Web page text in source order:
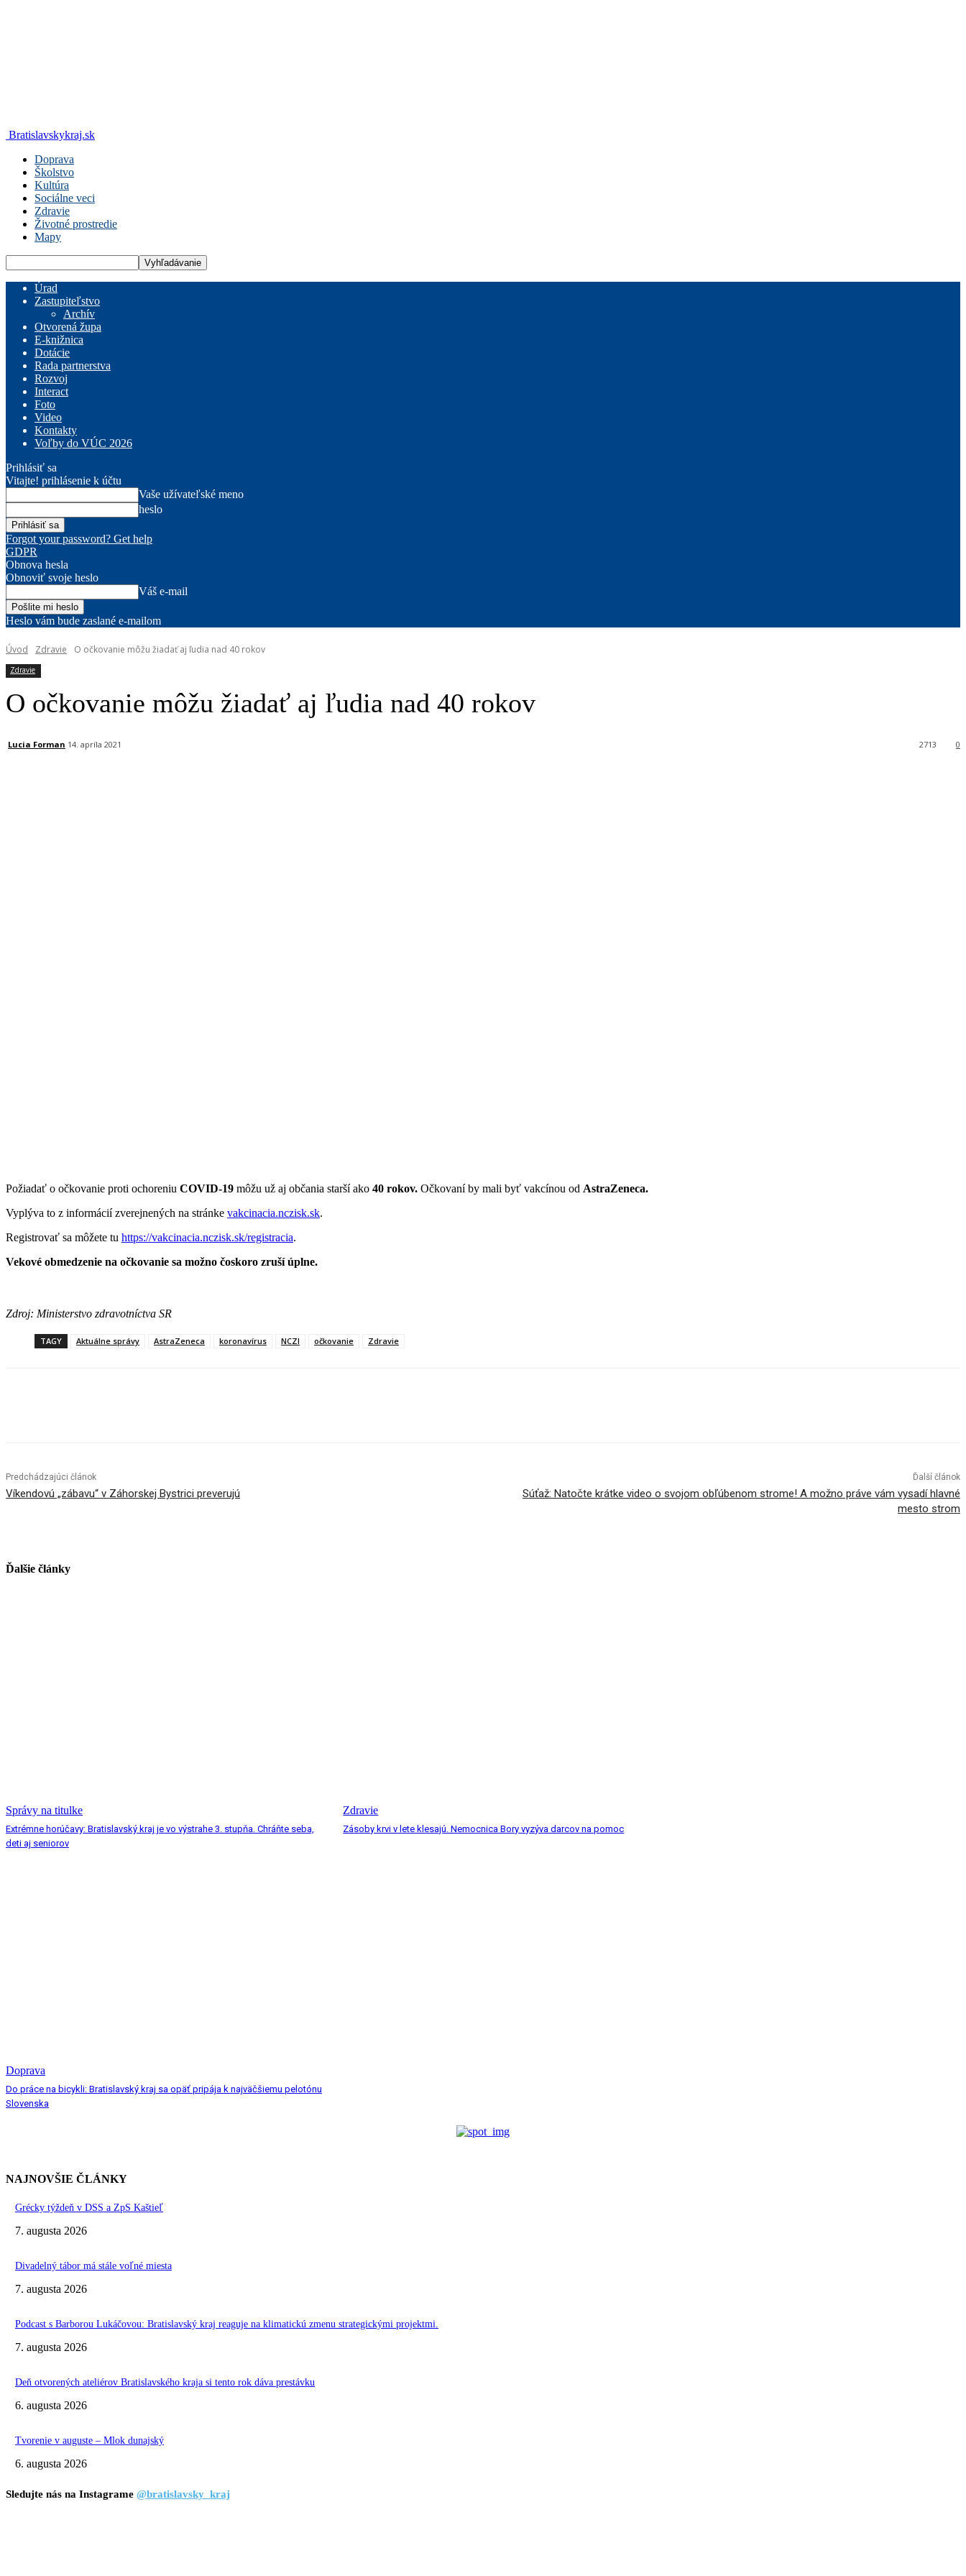
Bratislavskykraj.sk
Doprava
Školstvo
Kultúra
Sociálne veci
Zdravie
Životné prostredie
Mapy
Úrad
Zastupiteľstvo
Archív
Otvorená župa
E-knižnica
Dotácie
Rada partnerstva
Rozvoj
Interact
Foto
Video
Kontakty
Voľby do VÚC 2026
Prihlásiť sa
Vitajte! prihlásenie k účtu
Vaše užívateľské meno
heslo
Forgot your password? Get help
GDPR
Obnova hesla
Obnoviť svoje heslo
Váš e-mail
Heslo vám bude zaslané e-mailom
Úvod Zdravie O očkovanie môžu žiadať aj ľudia nad 40 rokov
Zdravie
O očkovanie môžu žiadať aj ľudia nad 40 rokov
Lucia Forman 14. apríla 2021 0
2713
Požiadať o očkovanie proti ochoreniu COVID-19 môžu už aj občania starší ako 40 rokov. Očkovaní by mali byť vakcínou od AstraZeneca.
Vyplýva to z informácií zverejnených na stránke vakcinacia.nczisk.sk.
Registrovať sa môžete tu https://vakcinacia.nczisk.sk/registracia.
Vekové obmedzenie na očkovanie sa možno čoskoro zruší úplne.
Zdroj: Ministerstvo zdravotníctva SR
TAGY Aktuálne správy AstraZeneca koronavírus NCZI očkovanie Zdravie
Predchádzajúci článok
Víkendovú „zábavu“ v Záhorskej Bystrici preverujú
Ďalší článok
Súťaž: Natočte krátke video o svojom obľúbenom strome! A možno práve vám vysadí hlavné
mesto strom
Ďalšie články
Správy na titulke
Extrémne horúčavy: Bratislavský kraj je vo výstrahe 3. stupňa. Chráňte seba,
deti aj seniorov
Zdravie
Zásoby krvi v lete klesajú. Nemocnica Bory vyzýva darcov na pomoc
Doprava
Do práce na bicykli: Bratislavský kraj sa opäť pripája k najväčšiemu pelotónu
Slovenska
NAJNOVŠIE ČLÁNKY
Grécky týždeň v DSS a ZpS Kaštieľ
7. augusta 2026
Divadelný tábor má stále voľné miesta
7. augusta 2026
Podcast s Barborou Lukáčovou: Bratislavský kraj reaguje na klimatickú zmenu strategickými projektmi.
7. augusta 2026
Deň otvorených ateliérov Bratislavského kraja si tento rok dáva prestávku
6. augusta 2026
Tvorenie v auguste – Mlok dunajský
6. augusta 2026
Sledujte nás na Instagrame @bratislavsky_kraj